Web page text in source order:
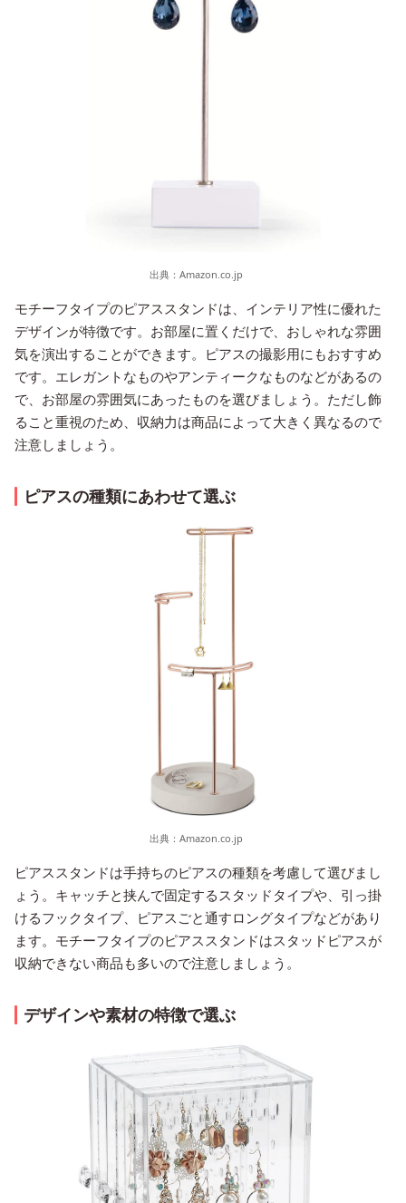
出典： Amazon.co.jp
モチーフタイプのピアススタンドは、インテリア性に優れた
デザインが特徴です。お部屋に置くだけで、おしゃれな雰囲
気を演出することができます。ピアスの撮影用にもおすすめ
です。エレガントなものやアンティークなものなどがあるの
で、お部屋の雰囲気にあったものを選びましょう。ただし飾
ること重視のため、収納力は商品によって大きく異なるので
注意しましょう。
ピアスの種類にあわせて選ぶ
出典： Amazon.co.jp
ピアススタンドは手持ちのピアスの種類を考慮して選びまし
ょう。キャッチと挟んで固定するスタッドタイプや、引っ掛
けるフックタイプ、ピアスごと通すロングタイプなどがあり
ます。モチーフタイプのピアススタンドはスタッドピアスが
収納できない商品も多いので注意しましょう。
デザインや素材の特徴で選ぶ